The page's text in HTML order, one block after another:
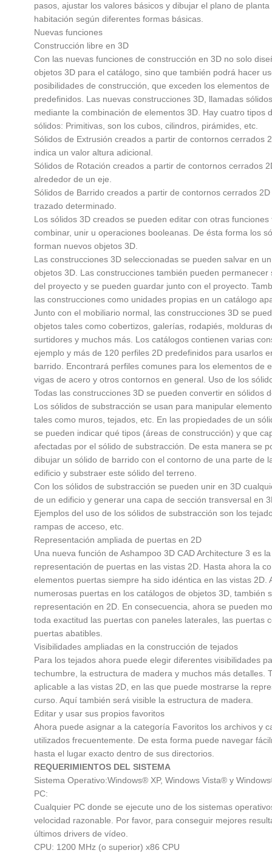
pasos, ajustar los valores básicos y dibujar el plano de
habitación según diferentes formas básicas.
Nuevas funciones
Construcción libre en 3D
Con las nuevas funciones de construcción en 3D no solo
objetos 3D para el catálogo, sino que también podrá hacer
posibilidades de construcción, que exceden los elementos
predefinidos. Las nuevas construcciones 3D, llamadas
mediante la combinación de elementos 3D. Hay cuatro tipos
sólidos: Primitivas, son los cubos, cilindros, pirámides, etc.
Sólidos de Extrusión creados a partir de contornos cerrados
indica un valor altura adicional.
Sólidos de Rotación creados a partir de contornos cerrados
alrededor de un eje.
Sólidos de Barrido creados a partir de contornos cerrados
trazado determinado.
Los sólidos 3D creados se pueden editar con otras funciones
combinar, unir u operaciones booleanas. De ésta forma los
forman nuevos objetos 3D.
Las construcciones 3D seleccionadas se pueden salvar en
objetos 3D. Las construcciones también pueden permanecer
del proyecto y se pueden guardar junto con el proyecto.
las construcciones como unidades propias en un catálogo
Junto con el mobiliario normal, las construcciones 3D se
objetos tales como cobertizos, galerías, rodapiés, molduras
surtidores y muchos más. Los catálogos contienen varias
ejemplo y más de 120 perfiles 2D predefinidos para usarlos
barrido. Encontrará perfiles comunes para los elementos de
vigas de acero y otros contornos en general. Uso de los
Todas las construcciones 3D se pueden convertir en sólidos
Los sólidos de substracción se usan para manipular
tales como muros, tejados, etc. En las propiedades de un
se pueden indicar qué tipos (áreas de construcción) y que
afectadas por el sólido de substracción. De esta manera se
dibujar un sólido de barrido con el contorno de una parte de
edificio y substraer este sólido del terreno.
Con los sólidos de substracción se pueden unir en 3D
de un edificio y generar una capa de sección transversal en
Ejemplos del uso de los sólidos de substracción son los
rampas de acceso, etc.
Representación ampliada de puertas en 2D
Una nueva función de Ashampoo 3D CAD Architecture 3 es
representación de puertas en las vistas 2D. Hasta ahora la
elementos puertas siempre ha sido idéntica en las vistas 2D.
numerosas puertas en los catálogos de objetos 3D, también
representación en 2D. En consecuencia, ahora se pueden
toda exactitud las puertas con paneles laterales, las puertas
puertas abatibles.
Visibilidades ampliadas en la construcción de tejados
Para los tejados ahora puede elegir diferentes visibilidades
techumbre, la estructura de madera y muchos más detalles.
aplicable a las vistas 2D, en las que puede mostrarse la
curso. Aquí también será visible la estructura de madera.
Editar y usar sus propios favoritos
Ahora puede asignar a la categoría Favoritos los archivos y
utilizados frecuentemente. De esta forma puede navegar
hasta el lugar exacto dentro de sus directorios.
REQUERIMIENTOS DEL SISTEMA
Sistema Operativo:Windows® XP, Windows Vista® y
PC:
Cualquier PC donde se ejecute uno de los sistemas
velocidad razonable. Por favor, para conseguir mejores
últimos drivers de vídeo.
CPU: 1200 MHz (o superior) x86 CPU